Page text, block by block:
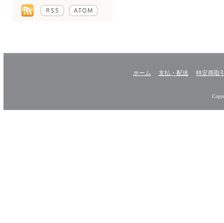
ホーム 支払・配送 特定商取